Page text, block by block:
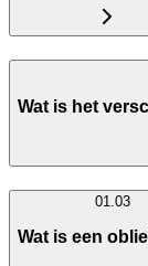
Wat is het
01.03
Wat is een